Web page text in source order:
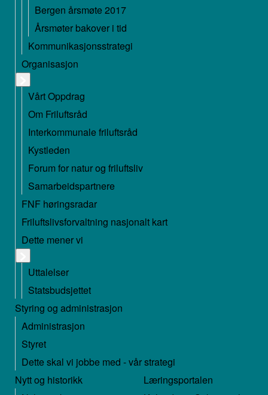
Bergen årsmøte 2017
Årsmøter bakover i tid
Kommunikasjonsstrategi
Organisasjon
Vårt Oppdrag
Om Friluftsråd
Interkommunale friluftsråd
Kystleden
Forum for natur og friluftsliv
Samarbeidspartnere
FNF høringsradar
Friluftslivsforvaltning nasjonalt kart
Dette mener vi
Uttalelser
Statsbudsjettet
Styring og administrasjon
Administrasjon
Styret
Dette skal vi jobbe med - vår strategi
Nytt og historikk
Læringsportalen